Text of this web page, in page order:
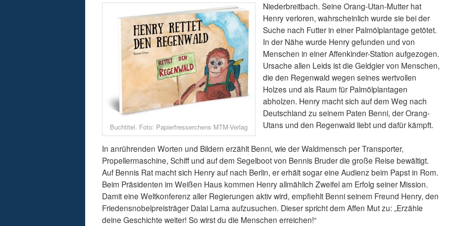
Buchtitel. Foto: Papierfresserchens MTM-Verlag
Niederbreitbach. Seine Orang-Utan-Mutter hat
Henry verloren, wahrscheinlich wurde sie bei der
Suche nach Futter in einer Palmölplantage getötet.
In der Nähe wurde Henry gefunden und von
Menschen in einer Affenkinder-Station aufgezogen.
Ursache allen Leids ist die Geldgier von Menschen,
die den Regenwald wegen seines wertvollen
Holzes und als Raum für Palmölplantagen
abholzen. Henry macht sich auf dem Weg nach
Deutschland zu seinem Paten Benni, der Orang-
Utans und den Regenwald liebt und dafür kämpft.
In anrührenden Worten und Bildern erzählt Benni, wie der Waldmensch per Transporter,
Propellermaschine, Schiff und auf dem Segelboot von Bennis Bruder die große Reise bewältigt.
Auf Bennis Rat macht sich Henry auf nach Berlin, er erhält sogar eine Audienz beim Papst in Rom.
Beim Präsidenten im Weißen Haus kommen Henry allmählich Zweifel am Erfolg seiner Mission.
Damit eine Weltkonferenz aller Regierungen aktiv wird, empfiehlt Benni seinem Freund Henry, den
Friedensnobelpreisträger Dalai Lama aufzusuchen. Dieser spricht dem Affen Mut zu: „Erzähle
deine Geschichte weiter! So wirst du die Menschen erreichen!“